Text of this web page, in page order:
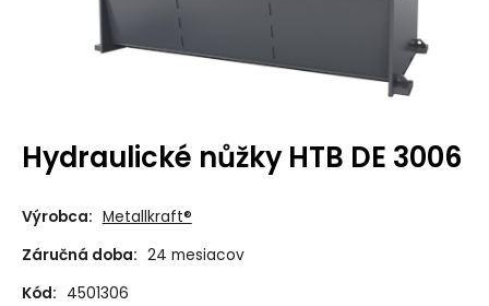
Hydraulické nůžky HTB DE 3006
Výrobca: Metallkraft®
Záručná doba: 24 mesiacov
Kód: 4501306